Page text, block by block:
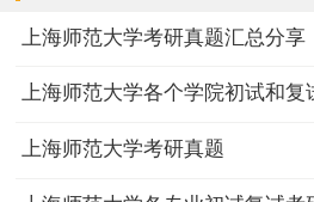
上海师范大学考研真题汇总分享
上海师范大学考研真题